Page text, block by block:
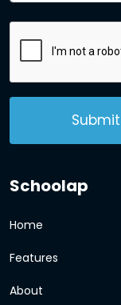
Schoolap
Home
Features
About